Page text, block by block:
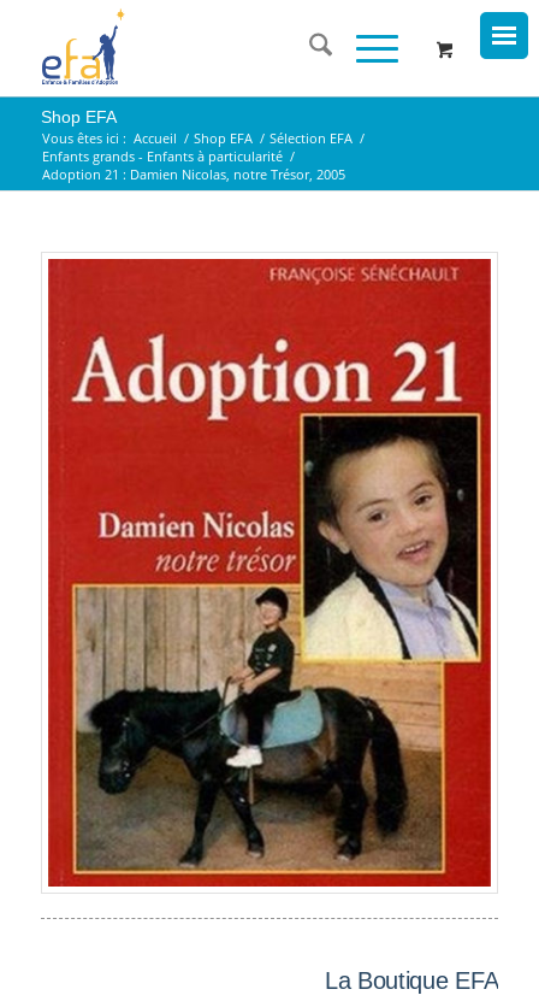
Shop EFA
Vous êtes ici : Accueil / Shop EFA / Sélection EFA /
Enfants grands - Enfants à particularité /
Adoption 21 : Damien Nicolas, notre Trésor, 2005
La Boutique EFA